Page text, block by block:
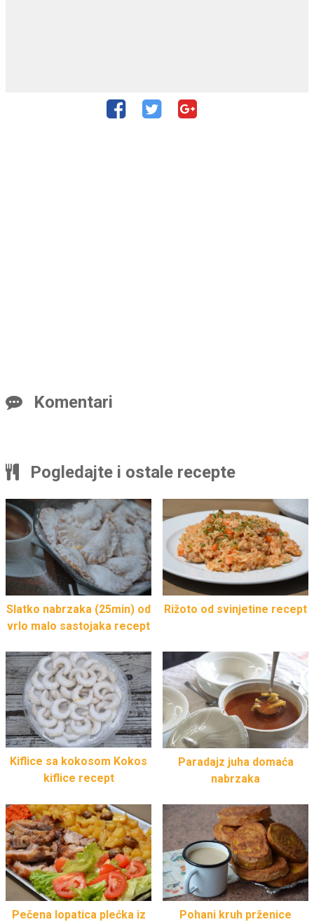
Komentari
Pogledajte i ostale recepte
Slatko nabrzaka (25min) od
vrlo malo sastojaka recept
Rižoto od svinjetine recept
Kiflice sa kokosom Kokos
kiflice recept
Paradajz juha domaća
nabrzaka
Pečena lopatica plećka iz
Pohani kruh prženice